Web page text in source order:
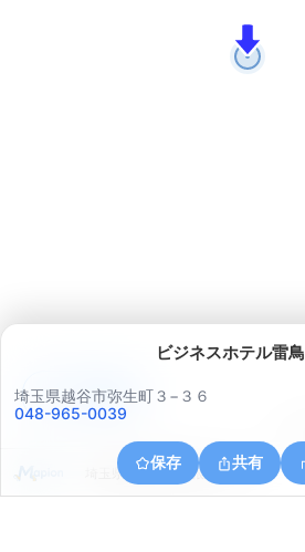
ビジネスホテル雷鳥
埼玉県越谷市弥生町３−３６
048-965-0039
保存 共有
埼玉県越谷市瓦曽根２丁目７
アプリで見る